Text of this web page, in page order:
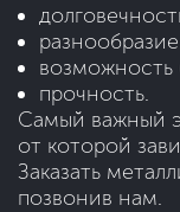
возможность
прочность.
Самый важный
от которой
Заказать
позвонив нам.